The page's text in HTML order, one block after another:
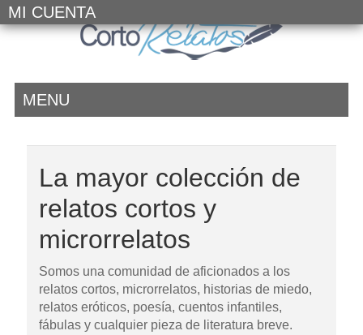
MI CUENTA
MENU
La mayor colección de
relatos cortos y
microrrelatos
Somos una comunidad de aficionados a los
relatos cortos, microrrelatos, historias de miedo,
relatos eróticos, poesía, cuentos infantiles,
fábulas y cualquier pieza de literatura breve.